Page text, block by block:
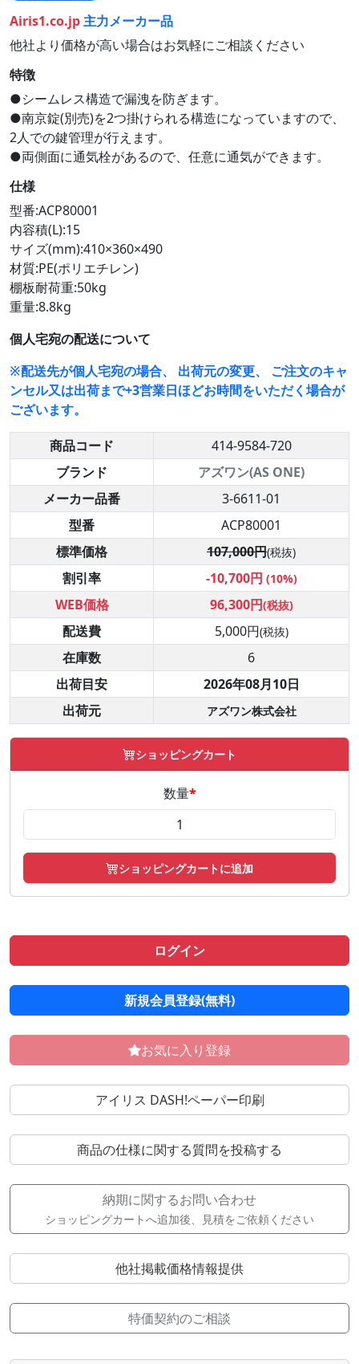
Airis1.co.jp主力メーカー品
他社より価格が高い場合はお気軽にご相談ください
特徴
●シームレス構造で漏洩を防ぎます。
●南京錠(別売)を2つ掛けられる構造になっていますので、
2人での鍵管理が行えます。
●両側面に通気栓があるので、任意に通気ができます。
仕様
型番:ACP80001
内容積(L):15
サイズ(mm):410×360×490
材質:PE(ポリエチレン)
棚板耐荷重:50kg
重量:8.8kg
個人宅宛の配送について
※配送先が個人宅宛の場合、 出荷元の変更、 ご注文のキャ
ンセル又は出荷まで+3営業日ほどお時間をいただく場合が
ございます。
商品コード
414-9584-720
ブランド
アズワン(AS ONE)
メーカー品番
3-6611-01
型番
ACP80001
標準価格
107,000円(税抜)
割引率 -10,700円 (10%)
WEB価格 96,300円(税抜)
配送費 5,000円(税抜)
在庫数
6
出荷目安
2026年08月10日
出荷元
アズワン株式会社
ショッピングカート
数量*
ショッピングカートに追加
ログイン
新規会員登録(無料)
お気に入り登録
アイリス DASH!ペーパー印刷
商品の仕様に関する質問を投稿する
納期に関するお問い合わせ
ショッピングカートへ追加後、見積をご依頼ください
他社掲載価格情報提供
特価契約のご相談